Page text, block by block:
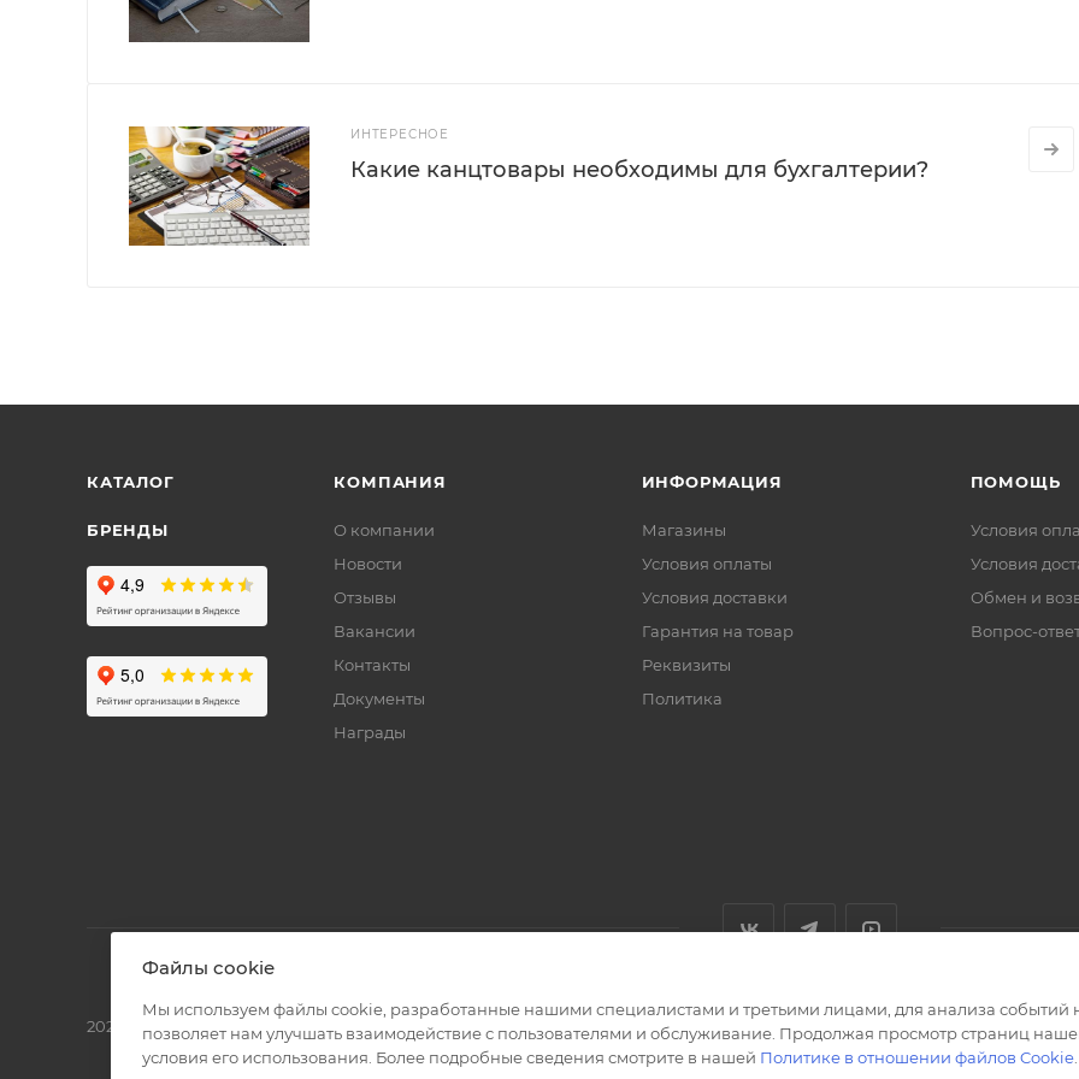
ИНТЕРЕСНОЕ
Какие канцтовары необходимы для бухгалтерии?
КАТАЛОГ
БРЕНДЫ
КОМПАНИЯ
О компании
Новости
Отзывы
Вакансии
Контакты
Документы
Награды
ИНФОРМАЦИЯ
Магазины
Условия оплаты
Условия доставки
Гарантия на товар
Реквизиты
Политика
ПОМОЩЬ
Условия
Условия
Обмен и
Вопрос-
2026 © Полиграф кит - интернет-магазин
Файлы cookie
Мы используем файлы cookie, разработанные нашими специалистами и третьими лицами, для анализа событий
позволяет нам улучшать взаимодействие с пользователями и обслуживание. Продолжая просмотр страниц
условия его использования. Более подробные сведения смотрите в нашей Политике в отношении файлов Cookie